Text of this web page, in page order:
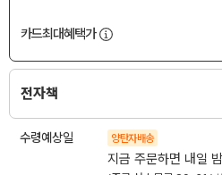
카드최대혜택가
전자책
수령예상일 양탄자배송
지금 주문하면 내일 밤